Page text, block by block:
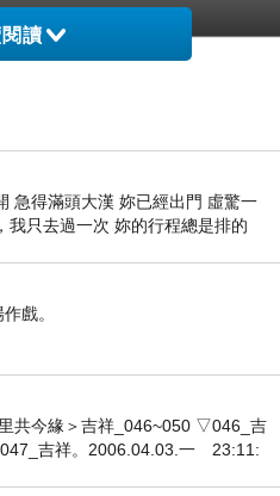
在眼裏
子修
.
，請勿轉載抄襲*
讀
急得滿頭大漢 妳已經出門 虛驚一
我只去過一次 妳的行程總是排的
戲。
共今緣＞吉祥_046~050 ▽046_吉
吉祥。2006.04.03.一 23:11: